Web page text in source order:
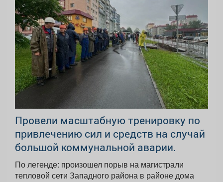
Провели масштабную тренировку по
привлечению сил и средств на случай
большой коммунальной аварии.
По легенде: произошел порыв на магистрали
тепловой сети Западного района в районе дома